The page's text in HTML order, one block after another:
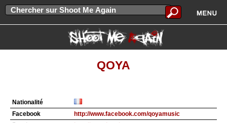
QOYA
Nationalité
Facebook
http://www.facebook.com/qoyamusic